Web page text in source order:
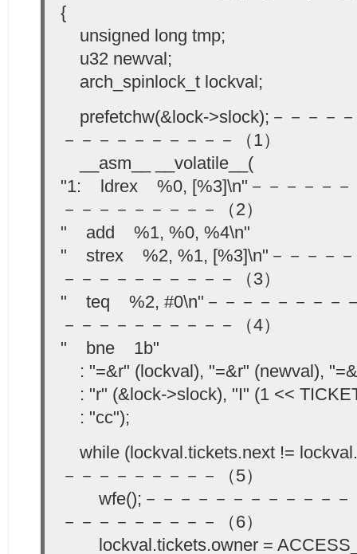
{
unsigned long tmp;
u32 newval;
arch_spinlock_t lockval;
prefetchw(&lock->slock);－－－－
－－－－－－－－－－（1）
__asm__ __volatile__(
"1: ldrex %0, [%3]\n"－－－－－－
－－－－－－－－－（2）
" add %1, %0, %4\n"
" strex %2, %1, [%3]\n"－－－－－
－－－－－－－－－－（3）
" teq %2, #0\n"－－－－－－－－
－－－－－－－－－－（4）
" bne 1b"
: "=&r" (lockval), "=&r" (newval),
: "r" (&lock->slock), "I" (1 <<
: "cc");
while (lockval.tickets.next !=
－－－－－－－－－（5）
wfe();－－－－－－－－－－－－
－－－－－－－－－（6）
lockval.tickets.owner =